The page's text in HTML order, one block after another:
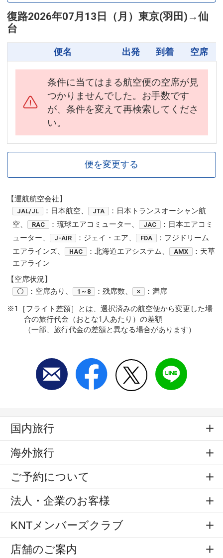
復路2026年07月13日（月） 東京(羽田) →仙
台
便名 出発 到着 空席
条件に当てはまる航空便の空席が見
つかりませんでした。お手数です
が、条件を変えて再検索してくださ
い。
便を変更する
【運航航空会社】
JAL/JL ：日本航空、 JTA
：日本トランスオーシャン航
空、
RAC ：琉球エアコミューター、 JAC
：日本エアコミ
ューター、
J-AIR ：ジェイ・エア、 FDA
：フジドリーム
エアラインズ、
HAC ：北海道エアシステム、 AMX
：天草
エアライン
【空席状況】
〇 ：空席あり、 1～8 ：残席数、 ×
：満席
※1［フライト差額］とは、選択済みの航空便から変更した場
合の旅行代金（おとな1人あたり）の差額
（一部、旅行代金の差額と異なる場合があります）
国内旅行
海外旅行
ご予約について
法人・企業のお客様
KNTメンバーズクラブ
店舗のご案内